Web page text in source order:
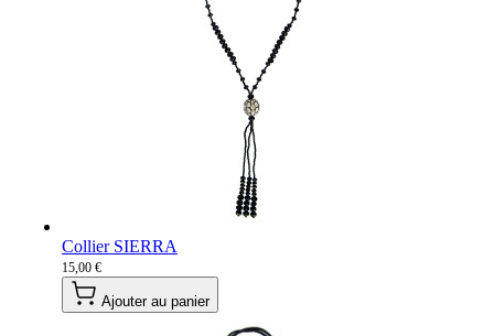
Collier SIERRA
15,00 €
Ajouter au panier